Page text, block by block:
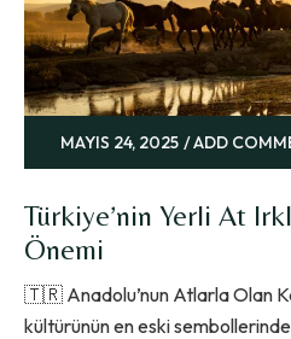
MAYIS 24, 2025 ADD
Türkiye’nin Yerli At
Önemi
🇹🇷 Anadolu’nun Atlarla Olan
kültürünün en eski